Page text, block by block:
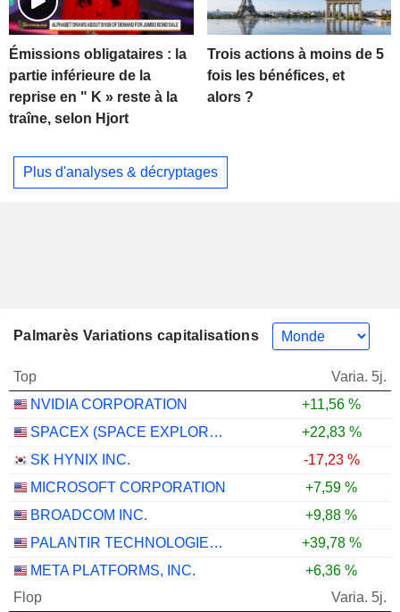
Émissions obligataires : la
partie inférieure de la
reprise en " K » reste à la
traîne, selon Hjort
Trois actions à moins de 5
fois les bénéfices, et
alors ?
Plus d'analyses & décryptages
Palmarès Variations capitalisations
Top
Varia. 5j.
NVIDIA CORPORATION
+11,56 %
SPACEX (SPACE EXPLORATION TECHNOLOGIES)
+22,83 %
SK HYNIX INC.
-17,23 %
MICROSOFT CORPORATION
+7,59 %
BROADCOM INC.
+9,88 %
PALANTIR TECHNOLOGIES INC.
+39,78 %
META PLATFORMS, INC.
+6,36 %
Flop
Varia. 5j.